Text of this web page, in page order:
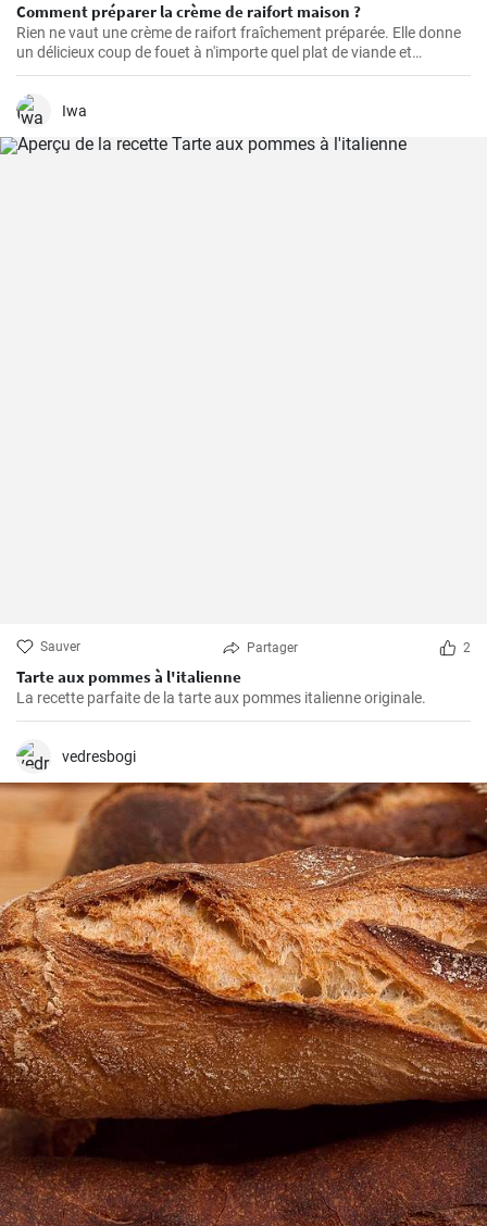
Comment préparer la crème de raifort maison ?
Rien ne vaut une crème de raifort fraîchement préparée. Elle donne
un délicieux coup de fouet à n'importe quel plat de viande et
constitue un excellent condiment pour les sandwichs.
Iwa
Sauver Partager 2
Tarte aux pommes à l'italienne
La recette parfaite de la tarte aux pommes italienne originale.
vedresbogi